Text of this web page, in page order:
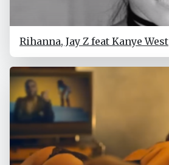
Rihanna, Jay Z feat Kanye West